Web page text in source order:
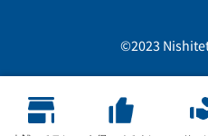
©2023